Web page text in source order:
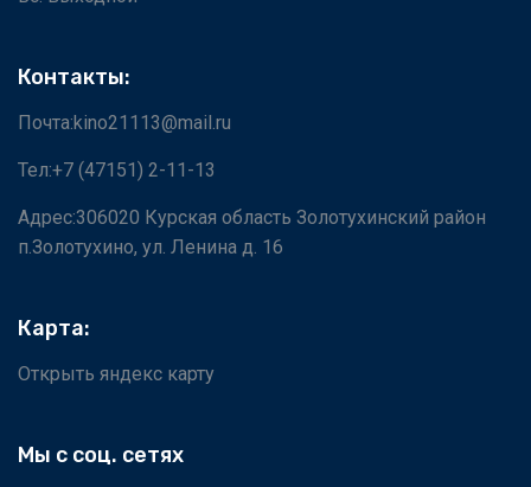
Контакты:
Почта:kino21113@mail.ru
Тел:+7 (47151) 2-11-13
Адрес:306020 Курская область Золотухинский район
п.Золотухино, ул. Ленина д. 16
Карта:
Открыть яндекс карту
Мы с соц. сетях